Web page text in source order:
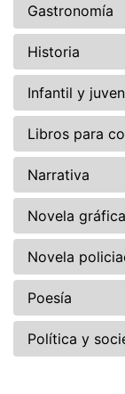
Gastronomía
Historia
Infantil y
Libros para
Narrativa
Novela
Novela
Poesía
Política y